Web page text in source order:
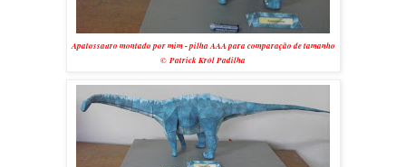
Apatossauro montado por mim - pilha AAA para comparação de tamanho
© Patrick Król Padilha